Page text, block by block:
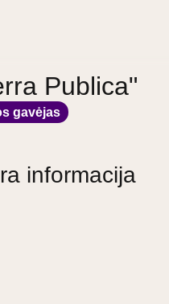
Publica"
gavėjas
informacija